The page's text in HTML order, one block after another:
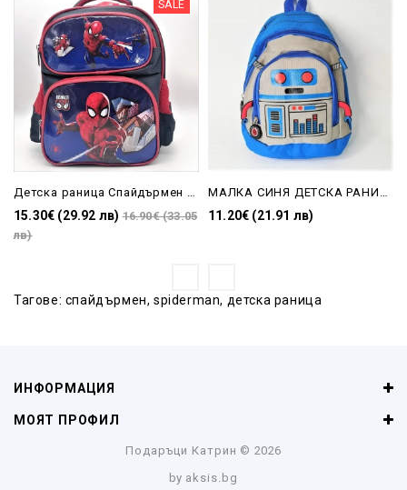
SALE
15.30€ (29.92 лв) 16.90€ (33.05
лв)
11.20€ (21.91 лв)
Тагове: спайдърмен,spiderman, детска раница
ИНФОРМАЦИЯ
МОЯТ ПРОФИЛ
Подаръци Катрин © 2026
by aksis.bg